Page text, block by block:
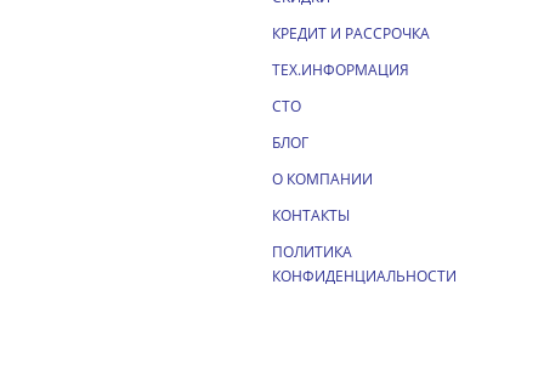
КРЕДИТ И РАССРОЧКА
ТЕХ.ИНФОРМАЦИЯ
СТО
БЛОГ
О КОМПАНИИ
КОНТАКТЫ
ПОЛИТИКА
КОНФИДЕНЦИАЛЬНОСТИ